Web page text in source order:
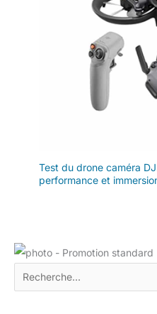
Test du drone caméra
performance et